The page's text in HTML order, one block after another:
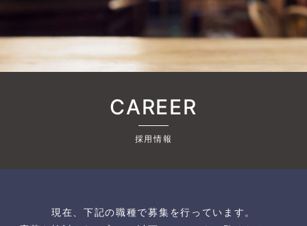
CAREER
採用情報
現在、下記の職種で募集を行っています。